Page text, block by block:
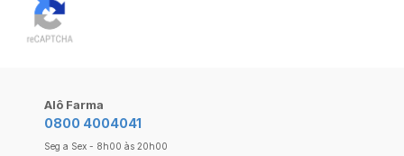
Alô Farma
0800 4004041
Seg a Sex - 8h00 às 20h00